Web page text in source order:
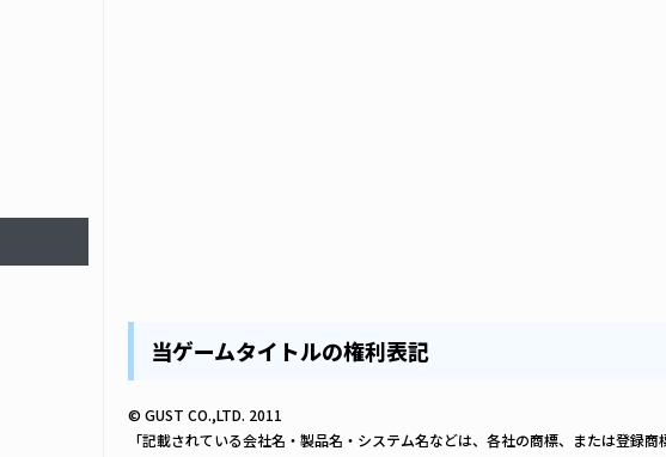
当ゲームタイトルの権利表記
© GUST CO.,LTD. 2011
「記載されている会社名・製品名・システム名などは、各社の商標、または登録商